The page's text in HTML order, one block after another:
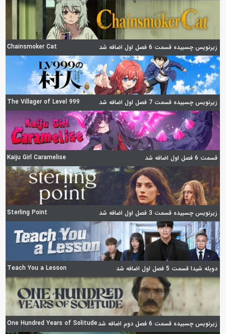
زیرنویس چسبیده قسمت 6 فصل اول اضافه شد Chainsmoker Cat
زیرنویس چسبیده قسمت 7 فصل اول اضافه شد The Villager of Level 999
قسمت 6 فصل اول اضافه شد Kaiju Girl Caramelise
زیرنویس چسبیده قسمت 3 فصل اول اضافه شد Sterling Point
دوبله شیدا قسمت 5 فصل اول اضافه شد Teach You a Lesson
زیرنویس چسبیده قسمت 6 فصل دوم اضافه شد One Hundred Years of Solitude